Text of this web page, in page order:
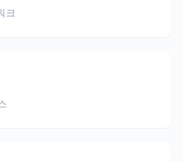
크